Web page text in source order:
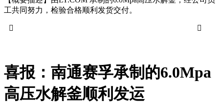
工共同努力，检验合格顺利发货交付。


喜报：南通赛孚承制的6.0Mpa
高压水解釜顺利发运